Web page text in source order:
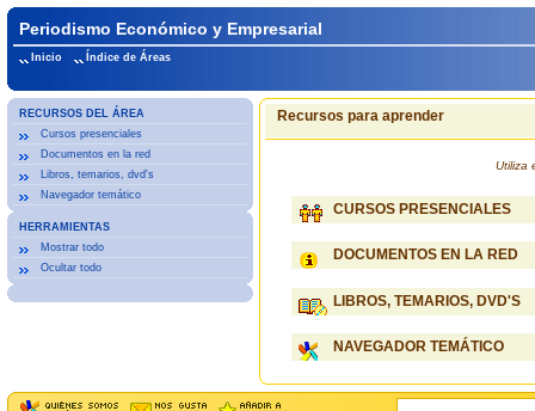
Periodismo Económico y Empresarial
Inicio Índice de Áreas
RECURSOS DEL ÁREA
Cursos presenciales
Documentos en la red
Libros, temarios, dvd's
Navegador temático
HERRAMIENTAS
Mostrar todo
Ocultar todo
Recursos para aprender
Utiliza
CURSOS PRESENCIALES
DOCUMENTOS EN LA RED
LIBROS, TEMARIOS, DVD'S
NAVEGADOR TEMÁTICO